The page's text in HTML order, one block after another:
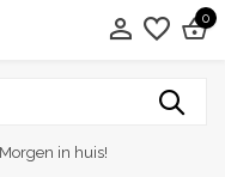
0
in huis!